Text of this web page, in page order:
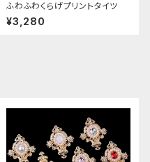
ふわふわくらげプリントタイツ
¥3,280